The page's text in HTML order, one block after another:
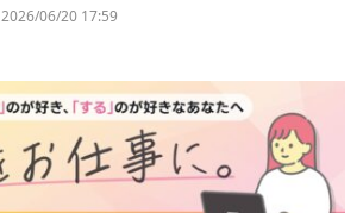
2026/06/20 17:59